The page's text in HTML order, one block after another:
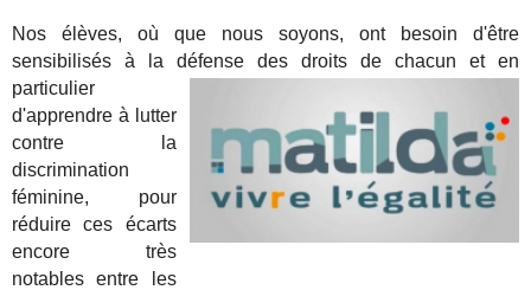
Nos élèves, où que nous soyons, ont besoin d'être
sensibilisés à la défense des droits de chacun et en
particulier
d'apprendre à lutter
contre la
discrimination
féminine, pour
réduire ces écarts
encore très
notables entre les